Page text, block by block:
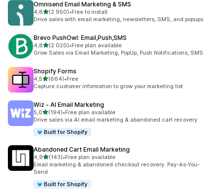
Omnisend Email Marketing & SMS
4,8na 5 gwiazdek
(2 950)
Łączna liczba recenzji: 2950
•Free to install
Drive sales with email marketing, newsletters, SMS, and popups
Brevo PushOwl: Email,Push,SMS
4,8na 5 gwiazdek
(2 020)
Łączna liczba recenzji: 2020
•Free plan available
Grow Sales via Email Marketing, PopUp, Push Notifications, SMS
Shopify Forms
4,5na 5 gwiazdek
(664)
Łączna liczba recenzji: 664
•Free
Capture customer information to grow your marketing list
Wiz ‑ AI Email Marketing
5,0na 5 gwiazdek
(194)
Łączna liczba recenzji: 194
•Free plan available
Drive sales via AI email marketing & abandoned cart recovery
Built for Shopify
Abandoned Cart Email Marketing
4,9na 5 gwiazdek
(143)
Łączna liczba recenzji: 143
•Free plan available
Email marketing & abandoned checkout recovery. Pay-As-You-
Send
Built for Shopify